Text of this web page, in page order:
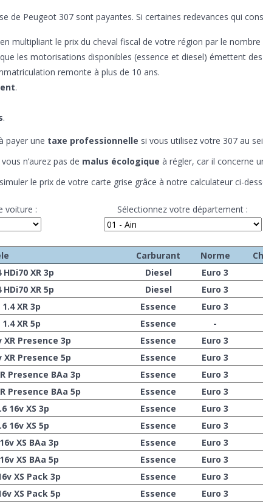
de Peugeot 307 sont payantes. Si certaines redevances qui
multipliant le prix du cheval fiscal de votre région par le
les motorisations disponibles (essence et diesel) émettent
remonte à plus de 10 ans.
.
.
payer une taxe professionnelle si vous utilisez votre 307 au
n’aurez pas de malus écologique à régler, car il concerne
le prix de votre carte grise grâce à notre calculateur ci-
voiture : Sélectionnez votre département :
Carburant Norme
XR 3p
Diesel Euro 3
XR 5p
Diesel Euro 3
XR 3p
Essence Euro 3
XR 5p
Essence -
XR Presence 3p
Essence Euro 3
XR Presence 5p
Essence Euro 3
Presence BAa 3p
Essence Euro 3
Presence BAa 5p
Essence Euro 3
16v XS 3p
Essence Euro 3
16v XS 5p
Essence Euro 3
XS BAa 3p
Essence Euro 3
XS BAa 5p
Essence Euro 3
XS Pack 3p
Essence Euro 3
XS Pack 5p
Essence Euro 3